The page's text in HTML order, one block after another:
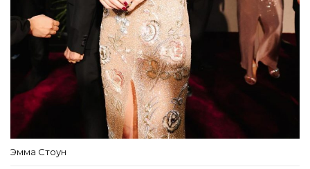
Эмма Стоун